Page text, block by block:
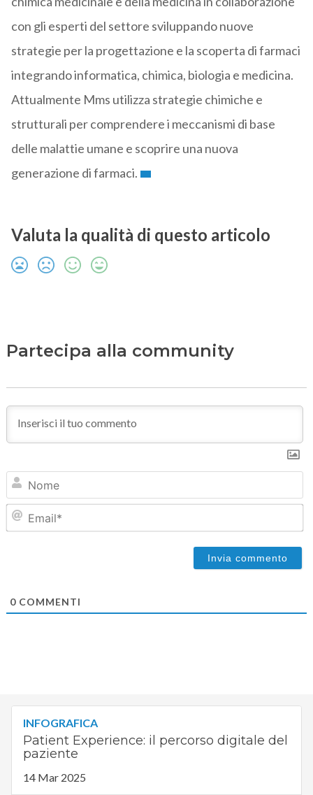
con gli esperti del settore sviluppando nuove
strategie per la progettazione e la scoperta di farmaci
integrando informatica, chimica, biologia e medicina.
Attualmente Mms utilizza strategie chimiche e
strutturali per comprendere i meccanismi di base
delle malattie umane e scoprire una nuova
generazione di farmaci.
Valuta la qualità di questo articolo
Partecipa alla community
0COMMENTI
INFOGRAFICA
Patient Experience: il percorso digitale del
paziente
14 Mar 2025